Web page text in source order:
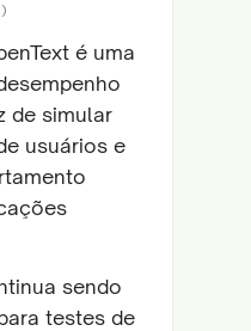
é uma
de simular
usuários e
sendo
testes de